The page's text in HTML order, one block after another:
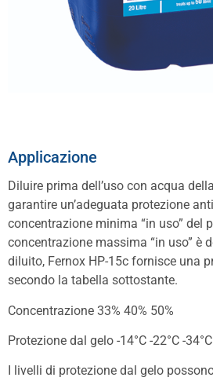
Applicazione
Diluire prima dell’uso con acqua
garantire un’adeguata protezione
concentrazione minima “in uso” del
concentrazione massima “in uso” è
diluito, Fernox HP-15c fornisce una
secondo la tabella sottostante.
Concentrazione 33% 40% 50%
Protezione dal gelo -14°C -22°C -34°C
I livelli di protezione dal gelo